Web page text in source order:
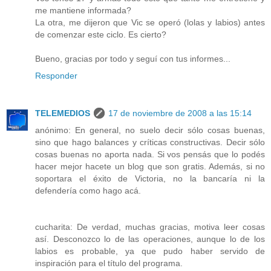
me mantiene informada?
La otra, me dijeron que Vic se operó (lolas y labios) antes
de comenzar este ciclo. Es cierto?
Bueno, gracias por todo y seguí con tus informes...
Responder
TELEMEDIOS
17 de noviembre de 2008 a las 15:14
anónimo: En general, no suelo decir sólo cosas buenas,
sino que hago balances y críticas constructivas. Decir sólo
cosas buenas no aporta nada. Si vos pensás que lo podés
hacer mejor hacete un blog que son gratis. Además, si no
soportara el éxito de Victoria, no la bancaría ni la
defendería como hago acá.
cucharita: De verdad, muchas gracias, motiva leer cosas
así. Desconozco lo de las operaciones, aunque lo de los
labios es probable, ya que pudo haber servido de
inspiración para el título del programa.